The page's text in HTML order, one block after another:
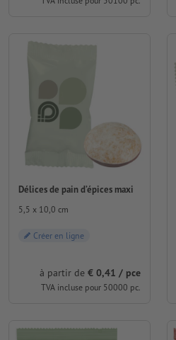
Délices de pain d’épices maxi
5,5 x 10,0 cm
Créer en ligne
à partir de € 0,41 / pce
TVA incluse pour 50000 pc.